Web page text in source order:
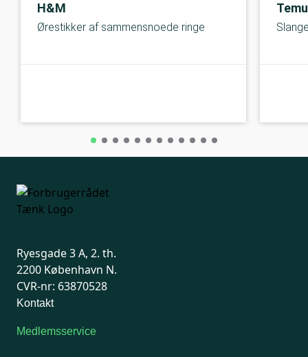
H&M
Ørestikker af sammensnoede ringe
Temu
Ryesgade 3 A, 2. th.
2200 København N.
CVR-nr: 63870528
Kontakt
Medlemsservice